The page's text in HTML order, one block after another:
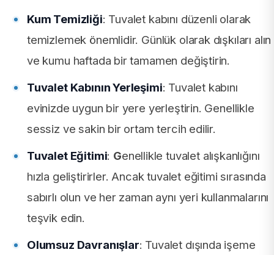
Kum Temizliği: Tuvalet kabını düzenli olarak
temizlemek önemlidir. Günlük olarak dışkıları alın
ve kumu haftada bir tamamen değiştirin.
Tuvalet Kabının Yerleşimi: Tuvalet kabını
evinizde uygun bir yere yerleştirin. Genellikle
sessiz ve sakin bir ortam tercih edilir.
Tuvalet Eğitimi: Genellikle tuvalet alışkanlığını
hızla geliştirirler. Ancak tuvalet eğitimi sırasında
sabırlı olun ve her zaman aynı yeri kullanmalarını
teşvik edin.
Olumsuz Davranışlar: Tuvalet dışında işeme